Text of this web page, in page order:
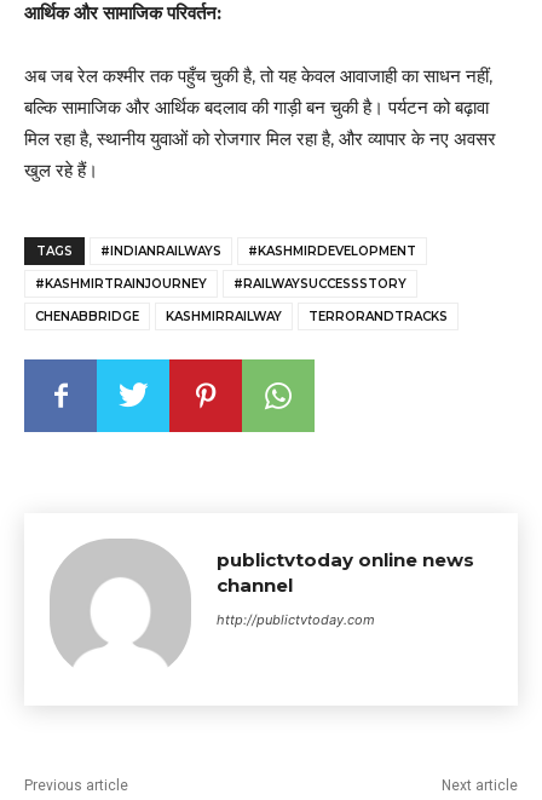
आर्थिक और सामाजिक परिवर्तन:
अब जब रेल कश्मीर तक पहुँच चुकी है, तो यह केवल आवाजाही का साधन नहीं,
बल्कि सामाजिक और आर्थिक बदलाव की गाड़ी बन चुकी है। पर्यटन को बढ़ावा
मिल रहा है, स्थानीय युवाओं को रोजगार मिल रहा है, और व्यापार के नए अवसर
खुल रहे हैं।
TAGS #INDIANRAILWAYS #KASHMIRDEVELOPMENT
#KASHMIRTRAINJOURNEY #RAILWAYSUCCESSSTORY
CHENABBRIDGE KASHMIRRAILWAY TERRORANDTRACKS
publictvtoday online news
channel
http://publictvtoday.com
Previous article Next article